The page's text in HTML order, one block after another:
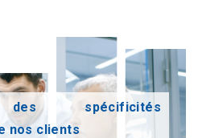
des spécificités
nos clients